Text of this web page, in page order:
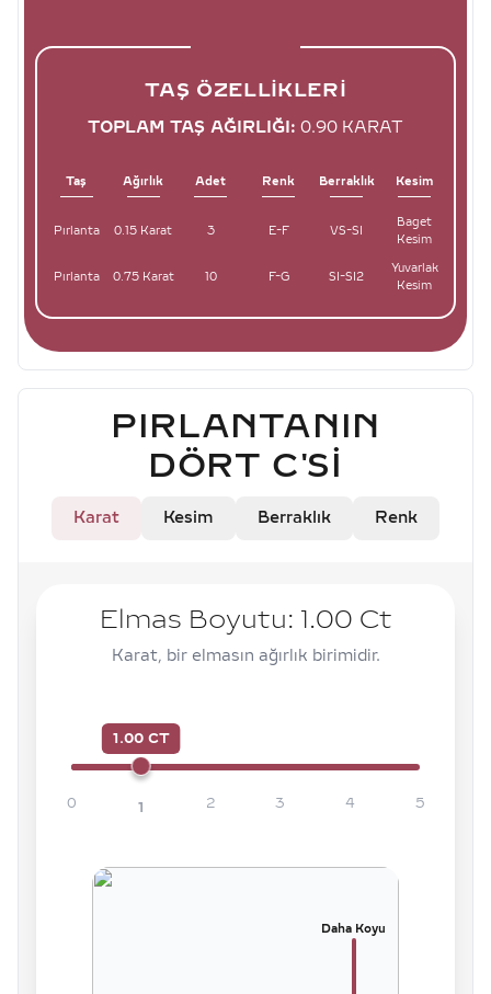
TAŞ ÖZELLIKLERI
TOPLAM TAŞ AĞIRLIĞI: 0.90 KARAT
Taş Ağırlık Adet Renk Berraklık Kesim
Pırlanta 0.15 Karat 3 E-F VS-SI
Baget
Kesim
Pırlanta 0.75 Karat 10 F-G SI-SI2
Yuvarlak
Kesim
PIRLANTANIN
DÖRT C'SI
Karat Kesim Berraklık Renk
Elmas Boyutu: 1.00 Ct
Karat, bir elmasın ağırlık birimidir.
1.00 CT
0 1 2 3 4 5
Daha Koyu